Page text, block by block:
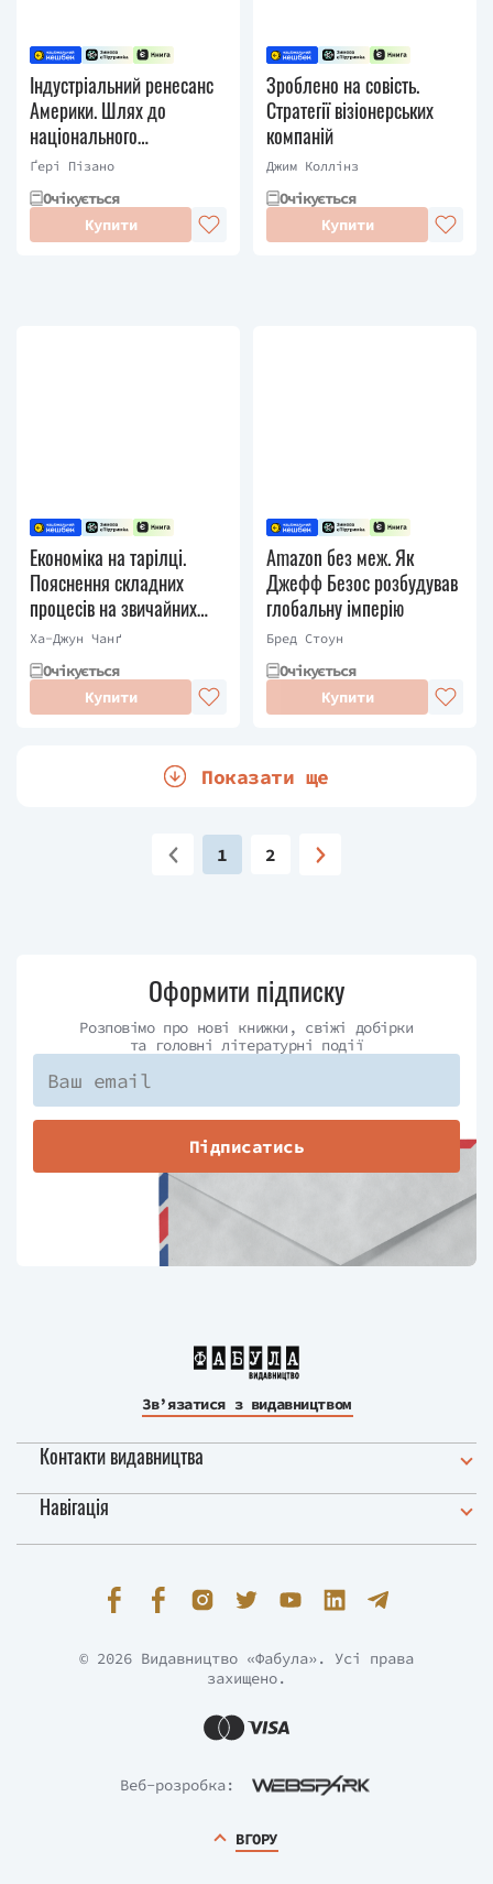
Індустріальний ренесанс
Америки. Шлях до
національного
процвітання
Ґері Пізано
Очікується
Купити
Зроблено на совість.
Стратегії візіонерських
компаній
Джим Коллінз
Очікується
Купити
Економіка на тарілці.
Пояснення складних
процесів на звичайних
продуктах
Ха-Джун Чанґ
Очікується
Купити
Amazon без меж. Як
Джефф Безос розбудував
глобальну імперію
Бред Стоун
Очікується
Купити
Показати ще
1 2
Оформити підписку
Розповімо про нові книжки, свіжі добірки
та головні літературні події
Підписатись
Зв’язатися з видавництвом
Контакти видавництва
Навігація
Веб-розробка:
© 2026 Видавництво «Фабула». Усі права
захищено.
ВГОРУ